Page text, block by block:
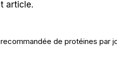
article.
de protéines par